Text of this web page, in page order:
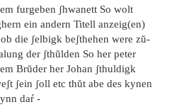
furgeben ʃhwanett So wolt
ein andern Titell anzeig(en)
die ʃelbigk beʃthehen were zŭ-
der ʃthŭlden So her peter
Brŭder her Johan ʃthuldigk
ʃein ʃoll etc thŭt abe des kynen
daŕ -